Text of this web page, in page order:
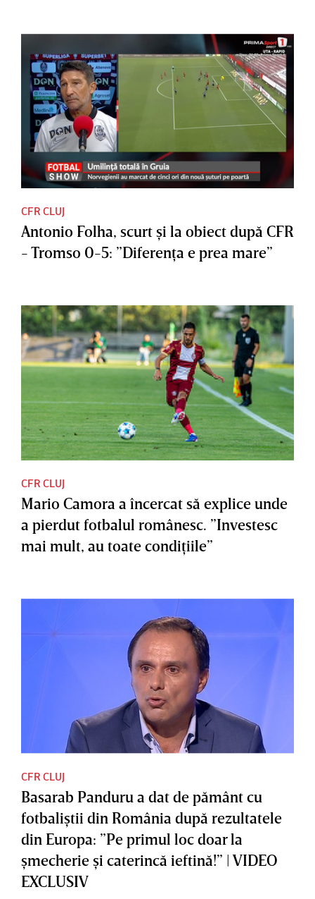
CFR CLUJ
Antonio Folha, scurt şi la obiect după CFR
- Tromso 0-5: ”Diferenţa e prea mare”
CFR CLUJ
Mario Camora a încercat să explice unde
a pierdut fotbalul românesc. ”Investesc
mai mult, au toate condiţiile”
CFR CLUJ
Basarab Panduru a dat de pământ cu
fotbaliştii din România după rezultatele
din Europa: ”Pe primul loc doar la
şmecherie şi caterincă ieftină!” | VIDEO
EXCLUSIV